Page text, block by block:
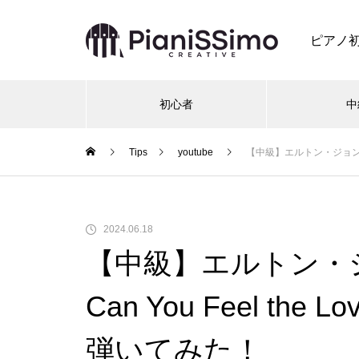
ピアノ
初心者
Tips youtube 【中級】エルトン・ジ
2024.06.18
【中級】エルトン
Can You Feel the
弾いてみた！